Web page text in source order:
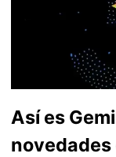
Así es
novedades